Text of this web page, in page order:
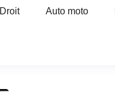
Droit Auto moto